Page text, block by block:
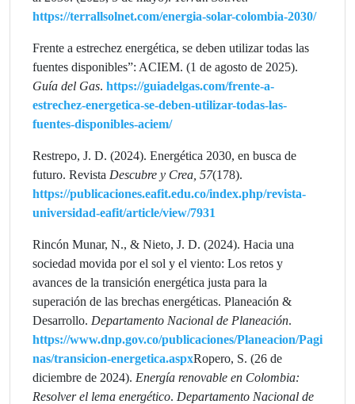
https://terrallsolnet.com/energia-solar-colombia-2030/
Frente a estrechez energética, se deben utilizar todas las
fuentes disponibles”: ACIEM. (1 de agosto de 2025).
Guía del Gas. https://guiadelgas.com/frente-a-
estrechez-energetica-se-deben-utilizar-todas-las-
fuentes-disponibles-aciem/
Restrepo, J. D. (2024). Energética 2030, en busca de
futuro. Revista Descubre y Crea, 57(178).
https://publicaciones.eafit.edu.co/index.php/revista-
universidad-eafit/article/view/7931
Rincón Munar, N., & Nieto, J. D. (2024). Hacia una
sociedad movida por el sol y el viento: Los retos y
avances de la transición energética justa para la
superación de las brechas energéticas. Planeación &
Desarrollo. Departamento Nacional de Planeación.
https://www.dnp.gov.co/publicaciones/Planeacion/Pagi
nas/transicion-energetica.aspxRopero, S. (26 de
diciembre de 2024). Energía renovable en Colombia:
Resolver el lema energético. Departamento Nacional de